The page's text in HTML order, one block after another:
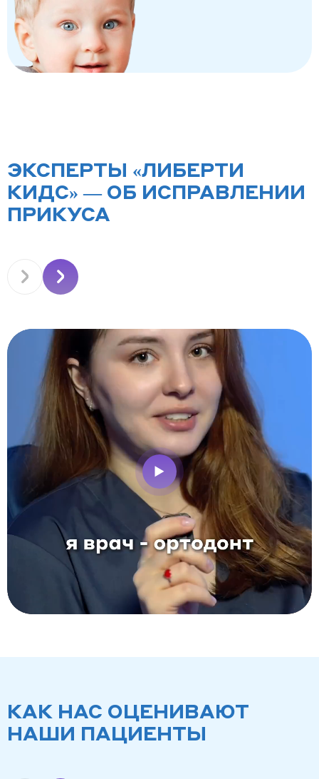
ЭКСПЕРТЫ «ЛИБЕРТИ
КИДС» — ОБ ИСПРАВЛЕНИИ
ПРИКУСА
КАК НАС ОЦЕНИВАЮТ
НАШИ ПАЦИЕНТЫ